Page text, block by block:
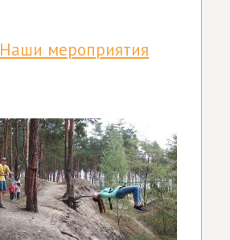
Наши мероприятия